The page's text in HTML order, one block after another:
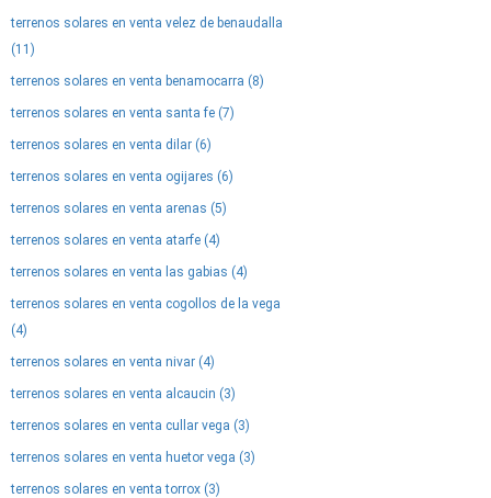
terrenos solares en venta velez de benaudalla
(11)
terrenos solares en venta benamocarra (8)
terrenos solares en venta santa fe (7)
terrenos solares en venta dilar (6)
terrenos solares en venta ogijares (6)
terrenos solares en venta arenas (5)
terrenos solares en venta atarfe (4)
terrenos solares en venta las gabias (4)
terrenos solares en venta cogollos de la vega
(4)
terrenos solares en venta nivar (4)
terrenos solares en venta alcaucin (3)
terrenos solares en venta cullar vega (3)
terrenos solares en venta huetor vega (3)
terrenos solares en venta torrox (3)